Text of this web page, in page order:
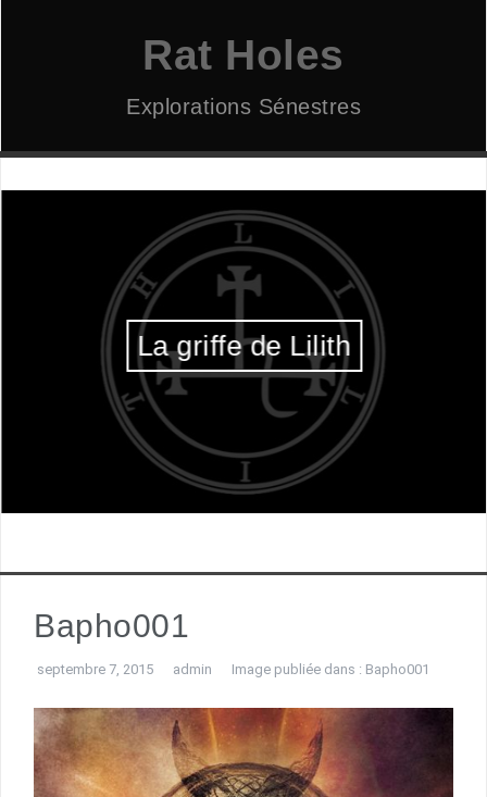
Rat Holes
Explorations Sénestres
La griffe de Lilith
Bapho001
septembre 7, 2015 admin Image publiée dans : Bapho001